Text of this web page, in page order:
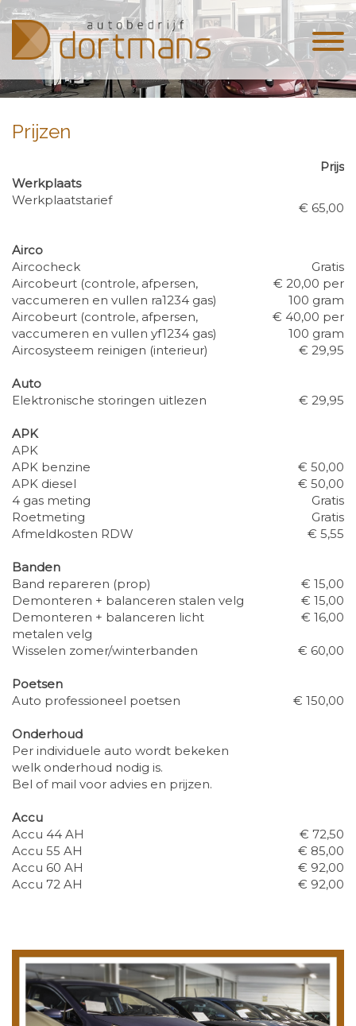
Prijzen
Prijs
Werkplaats
Werkplaatstarief
€ 65,00
Airco
Aircocheck
Gratis
Aircobeurt (controle, afpersen,
vaccumeren en vullen ra1234 gas)
€ 20,00 per
100 gram
Aircobeurt (controle, afpersen,
vaccumeren en vullen yf1234 gas)
€ 40,00 per
100 gram
Aircosysteem reinigen (interieur)
€ 29,95
Auto
Elektronische storingen uitlezen
€ 29,95
APK
APK
APK benzine
€ 50,00
APK diesel
€ 50,00
4 gas meting
Gratis
Roetmeting
Gratis
Afmeldkosten RDW
€ 5,55
Banden
Band repareren (prop)
€ 15,00
Demonteren + balanceren stalen velg
€ 15,00
Demonteren + balanceren licht
metalen velg
€ 16,00
Wisselen zomer/winterbanden € 60,00
Poetsen
Auto professioneel poetsen
€ 150,00
Onderhoud
Per individuele auto wordt bekeken
welk onderhoud nodig is.
Bel of mail voor advies en prijzen.
Accu
Accu 44 AH
€ 72,50
Accu 55 AH
€ 85,00
Accu 60 AH
€ 92,00
Accu 72 AH
€ 92,00